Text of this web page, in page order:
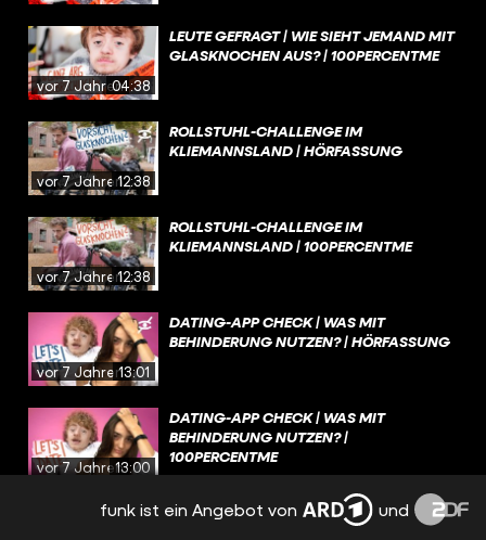
vor 7 Jahren04:38
LEUTE GEFRAGT | WIE SIEHT JEMAND MIT
GLASKNOCHEN AUS? | 100PERCENTME
vor 7 Jahren12:38
ROLLSTUHL-CHALLENGE IM
KLIEMANNSLAND | HÖRFASSUNG
vor 7 Jahren12:38
ROLLSTUHL-CHALLENGE IM
KLIEMANNSLAND | 100PERCENTME
vor 7 Jahren13:01
DATING-APP CHECK | WAS MIT
BEHINDERUNG NUTZEN? | HÖRFASSUNG
vor 7 Jahren13:00
DATING-APP CHECK | WAS MIT
BEHINDERUNG NUTZEN? |
100PERCENTME
FASHION, BEAUTY UND PILLEN-HAULS |
YOUTUBERIN JESS ERZÄHLT |
funk ist ein Angebot von und